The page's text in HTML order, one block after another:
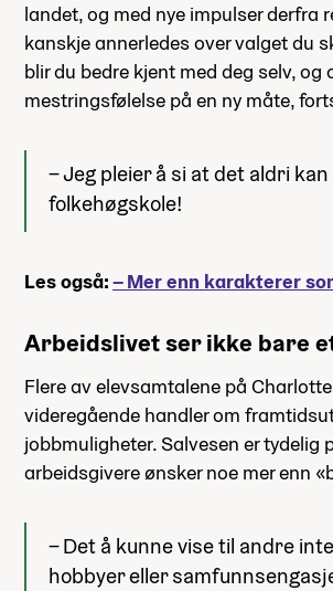
landet, og med nye impulser derfra
kanskje annerledes over valget du
blir du bedre kjent med deg selv, og
mestringsfølelse på en ny måte,
– Jeg pleier å si at det aldri kan
folkehøgskole!
Les også:– Mer enn karakterer
Arbeidslivet ser ikke bare
Flere av elevsamtalene på
videregående handler om
jobbmuligheter. Salvesen er tydelig
arbeidsgivere ønsker noe mer enn
– Det å kunne vise til andre
hobbyer eller